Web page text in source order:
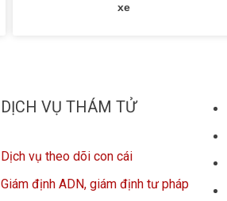
xe
DỊCH VỤ THÁM TỬ
Dịch vụ theo dõi con cái
Giám định ADN, giám định tư pháp